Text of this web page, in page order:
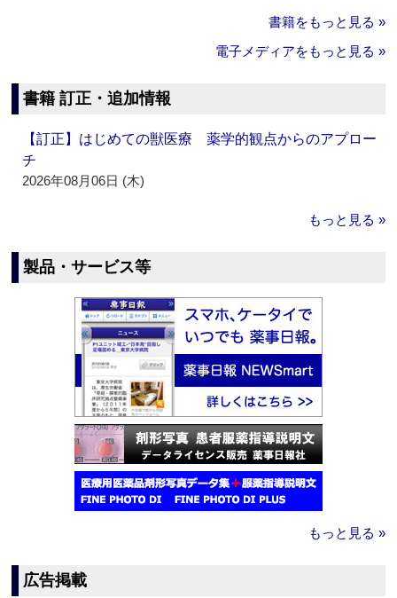
書籍をもっと見る »
電子メディアをもっと見る »
書籍 訂正・追加情報
【訂正】はじめての獣医療 薬学的観点からのアプロー
チ
2026年08月06日 (木)
もっと見る »
製品・サービス等
もっと見る »
広告掲載